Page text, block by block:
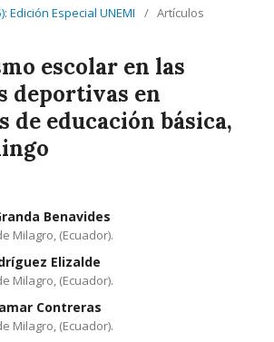
Edición Especial UNEMI
/ Artículos
escolar en las
deportivas en
de educación básica,
Benavides
Milagro, (Ecuador).
Elizalde
Milagro, (Ecuador).
Contreras
Milagro, (Ecuador).